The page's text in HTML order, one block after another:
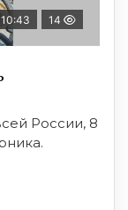
14
России, 8